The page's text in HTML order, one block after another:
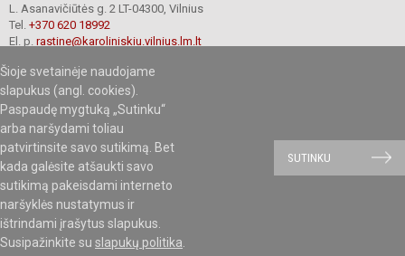
Šioje svetainėje naudojame
slapukus (angl. cookies).
Paspaudę mygtuką „Sutinku“
arba naršydami toliau
patvirtinsite savo sutikimą. Bet
kada galėsite atšaukti savo
sutikimą pakeisdami interneto
naršyklės nustatymus ir
ištrindami įrašytus slapukus.
Susipažinkite su slapukų politika
SUTINKU
L. Asanavičiūtės g. 2 LT-04300, Vilnius
Tel. +370 620 18992
El. p. rastine@karoliniskiu.vilnius.lm.lt
Juridinių asmenų registre
Įmonės kodas 191662566
© 2019.Vilniaus Karoliniškių muzikos mokykla. Visos teisės saugomos.
Kopijuoti turinį be raštiško mokyklos sutikimo griežtai draudžiama.
Mes kuriame mokykloms
SVETAINESMOKYKLOMS.LT